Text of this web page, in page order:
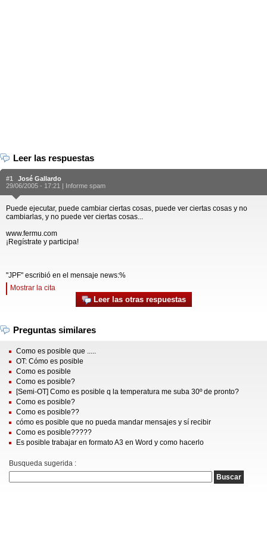
Leer las respuestas
#1
José Gallardo
29/06/2005 - 17:21 | Informe spam
Puede ejecutar, puede cambiar ciertas cosas, puede ver ciertas cosas y no
cambiarlas, y no puede ver ciertas cosas...
www.fermu.com
¡Regístrate y participa!
"JPF" escribió en el mensaje news:%
Mostrar la cita
Leer las otras respuestas
Preguntas similares
Como es posible que .....
OT: Cómo es posible
Como es posible
Como es posible?
[Semi-OT] Como es posible q la temperatura me suba 30º de pronto?
Como es posible?
Como es posible??
cómo es posible que no pueda mandar mensajes y sí recibir
Como es posible?????
Es posible trabajar en formato A3 en Word y como hacerlo
Busqueda sugerida :